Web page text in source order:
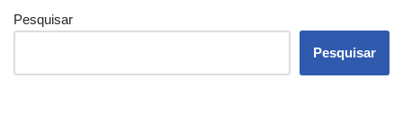
Pesquisar
Pesquisar